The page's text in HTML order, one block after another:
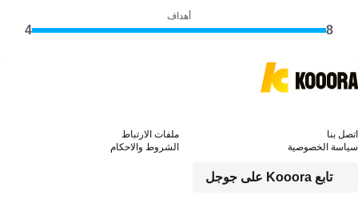
أهداف
8
4
تابع Kooora على جوجل
اتصل بنا
ملفات الارتباط
سياسة الخصوصية
الشروط والاحكام